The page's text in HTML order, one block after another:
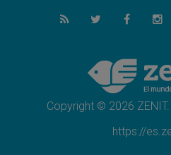
Filipinas: el
se convierte en
Honduras: Los
crisis olvidada
Copyright © 2026 ZENIT.
https://